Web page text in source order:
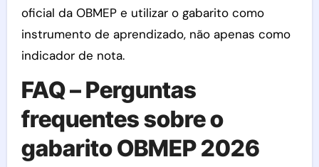
oficial da OBMEP e utilizar o gabarito como
instrumento de aprendizado, não apenas como
indicador de nota.
FAQ – Perguntas
frequentes sobre o
gabarito OBMEP 2026